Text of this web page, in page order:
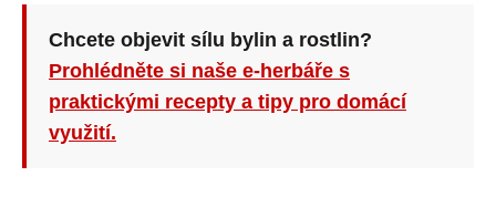
Chcete objevit sílu bylin a rostlin?
Prohlédněte si naše e-herbáře s
praktickými recepty a tipy pro domácí
využití.